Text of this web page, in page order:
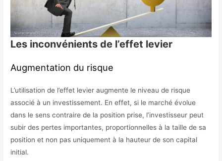
Les inconvénients de l’effet levier
Augmentation du risque
L’utilisation de l’effet levier augmente le niveau de risque
associé à un investissement. En effet, si le marché évolue
dans le sens contraire de la position prise, l’investisseur peut
subir des pertes importantes, proportionnelles à la taille de sa
position et non pas uniquement à la hauteur de son capital
initial.